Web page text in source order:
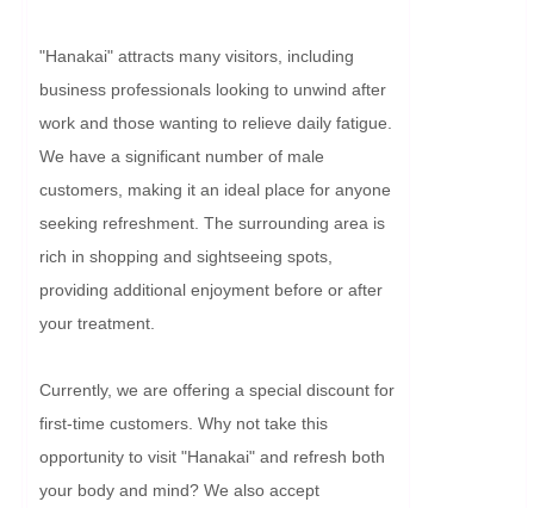
"Hanakai" attracts many visitors, including
business professionals looking to unwind after
work and those wanting to relieve daily fatigue.
We have a significant number of male
customers, making it an ideal place for anyone
seeking refreshment. The surrounding area is
rich in shopping and sightseeing spots,
providing additional enjoyment before or after
your treatment.
Currently, we are offering a special discount for
first-time customers. Why not take this
opportunity to visit "Hanakai" and refresh both
your body and mind? We also accept